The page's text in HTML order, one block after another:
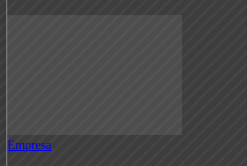
Empresa